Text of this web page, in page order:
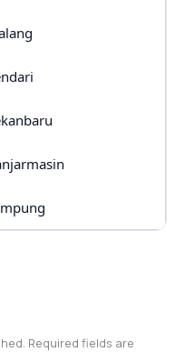
Required fields are